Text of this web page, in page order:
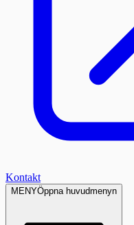
Kontakt
MENYÖppna huvudmenyn